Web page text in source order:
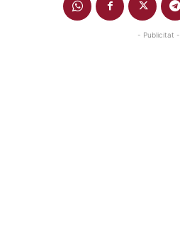
- Publicitat -